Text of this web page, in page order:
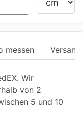
messen
Wir
von 2
5 und 10